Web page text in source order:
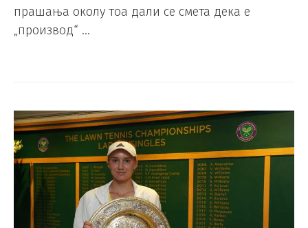
прашања околу тоа дали се смета дека е
„производ“ …